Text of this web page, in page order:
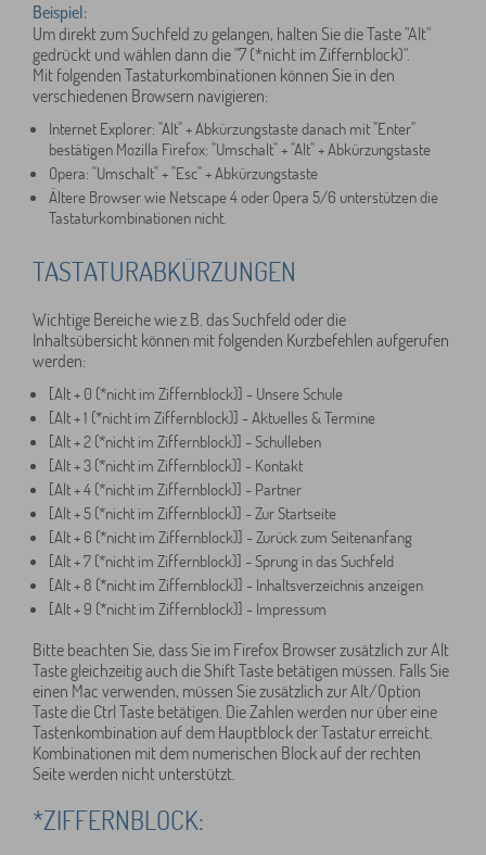
Beispiel:
Um direkt zum Suchfeld zu gelangen, halten Sie die Taste "Alt"
gedrückt und wählen dann die "7 (*nicht im Ziffernblock)".
Mit folgenden Tastaturkombinationen können Sie in den
verschiedenen Browsern navigieren:
Internet Explorer: "Alt" + Abkürzungstaste danach mit "Enter"
bestätigen Mozilla Firefox: "Umschalt" + "Alt" + Abkürzungstaste
Opera: "Umschalt" + "Esc" + Abkürzungstaste
Ältere Browser wie Netscape 4 oder Opera 5/6 unterstützen die
Tastaturkombinationen nicht.
TASTATURABKÜRZUNGEN
Wichtige Bereiche wie z.B. das Suchfeld oder die
Inhaltsübersicht können mit folgenden Kurzbefehlen aufgerufen
werden:
[Alt + 0 (*nicht im Ziffernblock)] - Unsere Schule
[Alt + 1 (*nicht im Ziffernblock)] - Aktuelles & Termine
[Alt + 2 (*nicht im Ziffernblock)] - Schulleben
[Alt + 3 (*nicht im Ziffernblock)] - Kontakt
[Alt + 4 (*nicht im Ziffernblock)] - Partner
[Alt + 5 (*nicht im Ziffernblock)] - Zur Startseite
[Alt + 6 (*nicht im Ziffernblock)] - Zurück zum Seitenanfang
[Alt + 7 (*nicht im Ziffernblock)] - Sprung in das Suchfeld
[Alt + 8 (*nicht im Ziffernblock)] - Inhaltsverzeichnis anzeigen
[Alt + 9 (*nicht im Ziffernblock)] - Impressum
Bitte beachten Sie, dass Sie im Firefox Browser zusätzlich zur Alt
Taste gleichzeitig auch die Shift Taste betätigen müssen. Falls Sie
einen Mac verwenden, müssen Sie zusätzlich zur Alt/Option
Taste die Ctrl Taste betätigen. Die Zahlen werden nur über eine
Tastenkombination auf dem Hauptblock der Tastatur erreicht.
Kombinationen mit dem numerischen Block auf der rechten
Seite werden nicht unterstützt.
*ZIFFERNBLOCK: